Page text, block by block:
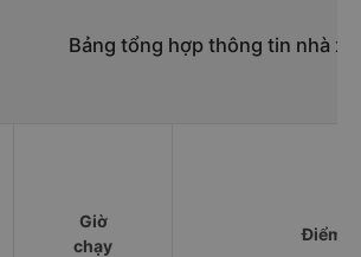
Bảng tổng hợp thông tin nhà
Giờ
chạy
Điểm đi